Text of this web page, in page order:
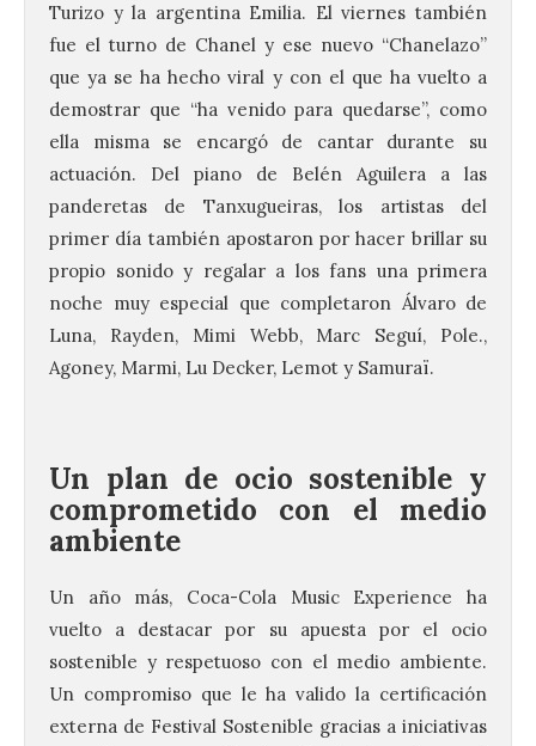
Turizo y la argentina Emilia. El viernes también
fue el turno de Chanel y ese nuevo “Chanelazo”
que ya se ha hecho viral y con el que ha vuelto a
demostrar que “ha venido para quedarse”, como
ella misma se encargó de cantar durante su
actuación. Del piano de Belén Aguilera a las
panderetas de Tanxugueiras, los artistas del
primer día también apostaron por hacer brillar su
propio sonido y regalar a los fans una primera
noche muy especial que completaron Álvaro de
Luna, Rayden, Mimi Webb, Marc Seguí, Pole.,
Agoney, Marmi, Lu Decker, Lemot y Samuraï.
Un plan de ocio sostenible y
comprometido con el medio
ambiente
Un año más, Coca-Cola Music Experience ha
vuelto a destacar por su apuesta por el ocio
sostenible y respetuoso con el medio ambiente.
Un compromiso que le ha valido la certificación
externa de Festival Sostenible gracias a iniciativas